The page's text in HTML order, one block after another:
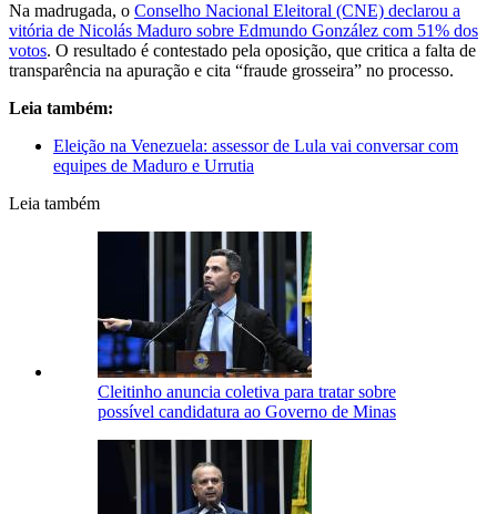
Na madrugada, o Conselho Nacional Eleitoral (CNE) declarou a
vitória de Nicolás Maduro sobre Edmundo González com 51% dos
votos. O resultado é contestado pela oposição, que critica a falta de
transparência na apuração e cita “fraude grosseira” no processo.
Leia também:
Eleição na Venezuela: assessor de Lula vai conversar com
equipes de Maduro e Urrutia
Leia também
Cleitinho anuncia coletiva para tratar sobre
possível candidatura ao Governo de Minas